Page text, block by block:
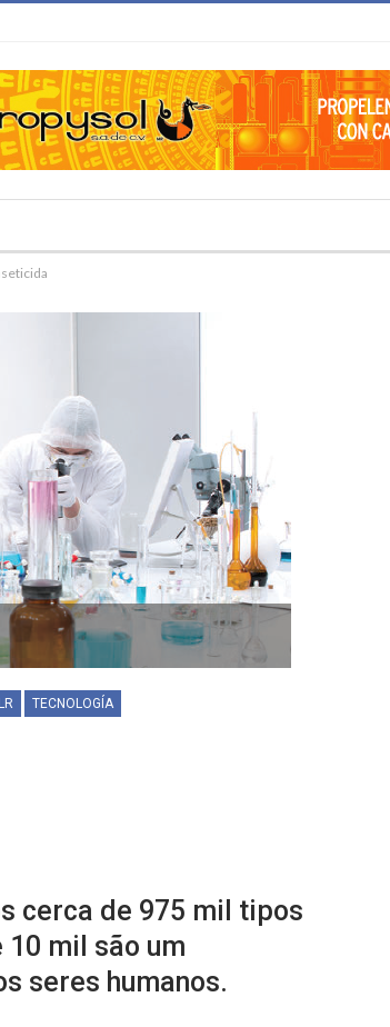
TECNOLOGÍA
cerca de 975 mil tipos
mil são um
seres humanos.